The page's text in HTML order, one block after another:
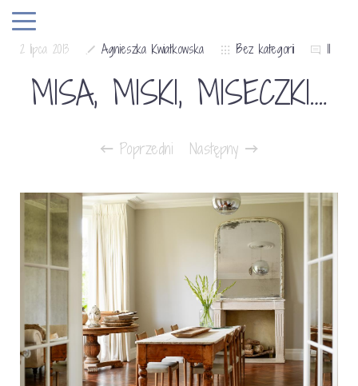
2 lipca 2013 Agnieszka Kwiatkowska Bez kategorii 11
MISA, MISKI, MISECZKI….
Poprzedni Następny